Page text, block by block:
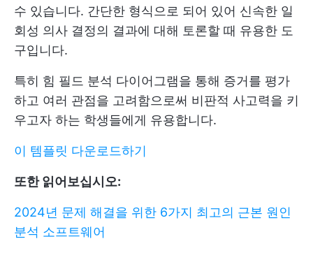
수 있습니다. 간단한 형식으로 되어 있어 신속한 일
회성 의사 결정의 결과에 대해 토론할 때 유용한 도
구입니다.
특히 힘 필드 분석 다이어그램을 통해 증거를 평가
하고 여러 관점을 고려함으로써 비판적 사고력을 키
우고자 하는 학생들에게 유용합니다.
이 템플릿 다운로드하기
또한 읽어보십시오:
2024년 문제 해결을 위한 6가지 최고의 근본 원인
분석 소프트웨어